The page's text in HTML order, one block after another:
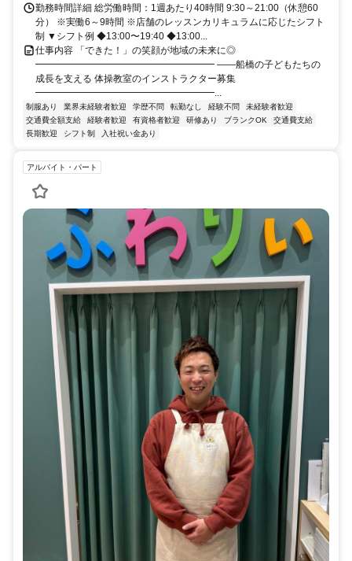
勤務時間詳細 総労働時間：1週あたり40時間 9:30～21:00（休憩60
分） ※実働6～9時間 ※店舗のレッスンカリキュラムに応じたシフト
制 ▼シフト例 ◆13:00〜19:40 ◆13:00...
仕事内容 「できた！」の笑顔が地域の未来に◎
━━━━━━━━━━━━━━━━━━━ ――船橋の子どもたちの
成長を支える 体操教室のインストラクター募集
━━━━━━━━━━━━━━━━━━━...
制服あり 業界未経験者歓迎 学歴不問 転勤なし 経験不問
未経験者歓迎
交通費全額支給
経験者歓迎 有資格者歓迎 研修あり ブランクOK
交通費支給
長期歓迎
シフト制 入社祝い金あり
アルバイト・パート